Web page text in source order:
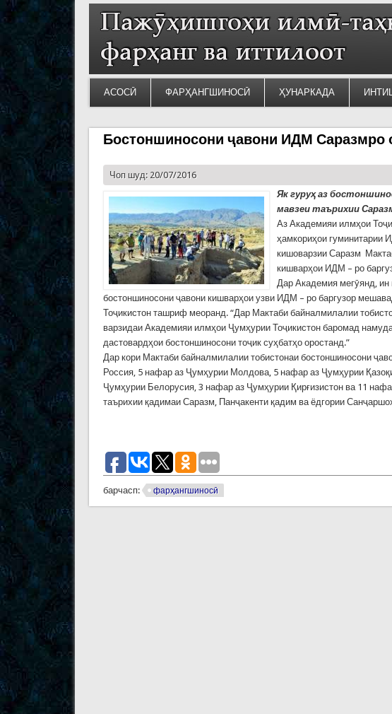
АСОСӢ ФАРҲАНГШИНОСӢ ҲУНАРКАДА
Бостоншиносони ҷавони ИДМ Саразмро
Чоп шуд: 20/07/2016
Як гуруҳаз
мавзеи таърихии
Аз Академияи илмҳои
ҳамкориҳои гуминитарии
кишоварзии Саразм
кишварҳои ИДМ – ро
Дар Академия мегӯянд,
бостоншиносони ҷавони кишварҳои узви ИДМ – ро баргузор
Тоҷикистон ташриф меоранд. “Дар Мактаби байналмилалии
варзидаи Академияи илмҳои Ҷумҳурии Тоҷикистон баромад
дастовардҳои бостоншиносони тоҷик суҳбатҳо оростанд.”
Дар кори Мактаби байналмилалии тобистонаи бостоншиносони
Россия, 5 нафар аз Ҷумҳурии Молдова, 5 нафар аз Ҷумҳурии
Ҷумҳурии Белорусия, 3 нафар аз Ҷумҳурии Қирғизистон ва 11
таърихии қадимаи Саразм, Панҷакенти қадим ва ёдгории
барчасп: фарҳангшиносӣ